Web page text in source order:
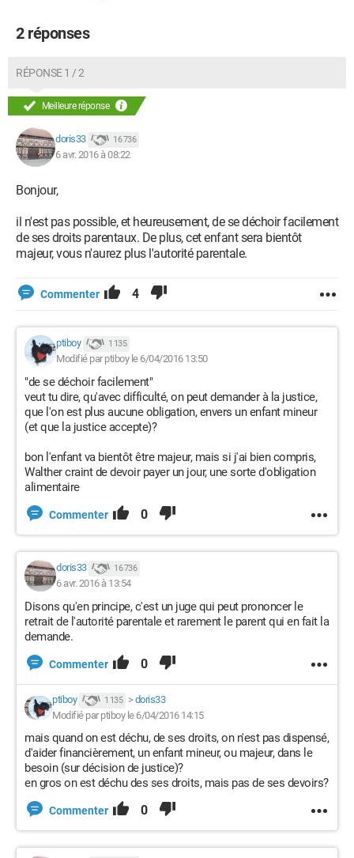
2 réponses
RÉPONSE 1 / 2
Meilleure réponse
doris33 16 736
6 avr. 2016 à 08:22
Bonjour,
il n'est pas possible, et heureusement, de se déchoir facilement
de ses droits parentaux. De plus, cet enfant sera bientôt
majeur, vous n'aurez plus l'autorité parentale.
Commenter 4
ptiboy 1 135
Modifié par ptiboy le 6/04/2016 13:50
"de se déchoir facilement"
veut tu dire, qu'avec difficulté, on peut demander à la justice,
que l'on est plus aucune obligation, envers un enfant mineur
(et que la justice accepte)?
bon l'enfant va bientôt être majeur, mais si j'ai bien compris,
Walther craint de devoir payer un jour, une sorte d'obligation
alimentaire
Commenter 0
doris33 16 736
6 avr. 2016 à 13:54
Disons qu'en principe, c'est un juge qui peut prononcer le
retrait de l'autorité parentale et rarement le parent qui en fait la
demande.
Commenter 0
ptiboy 1 135 > doris33
Modifié par ptiboy le 6/04/2016 14:15
mais quand on est déchu, de ses droits, on n'est pas dispensé,
d'aider financièrement, un enfant mineur, ou majeur, dans le
besoin (sur décision de justice)?
en gros on est déchu des ses droits, mais pas de ses devoirs?
Commenter 0